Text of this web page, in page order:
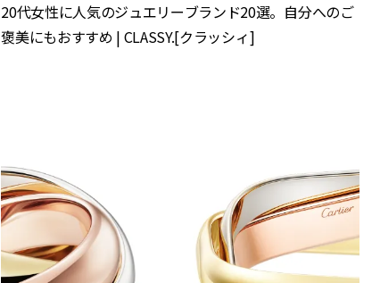
20代女性に人気のジュエリーブランド20選。自分へのご
褒美にもおすすめ | CLASSY.[クラッシィ]